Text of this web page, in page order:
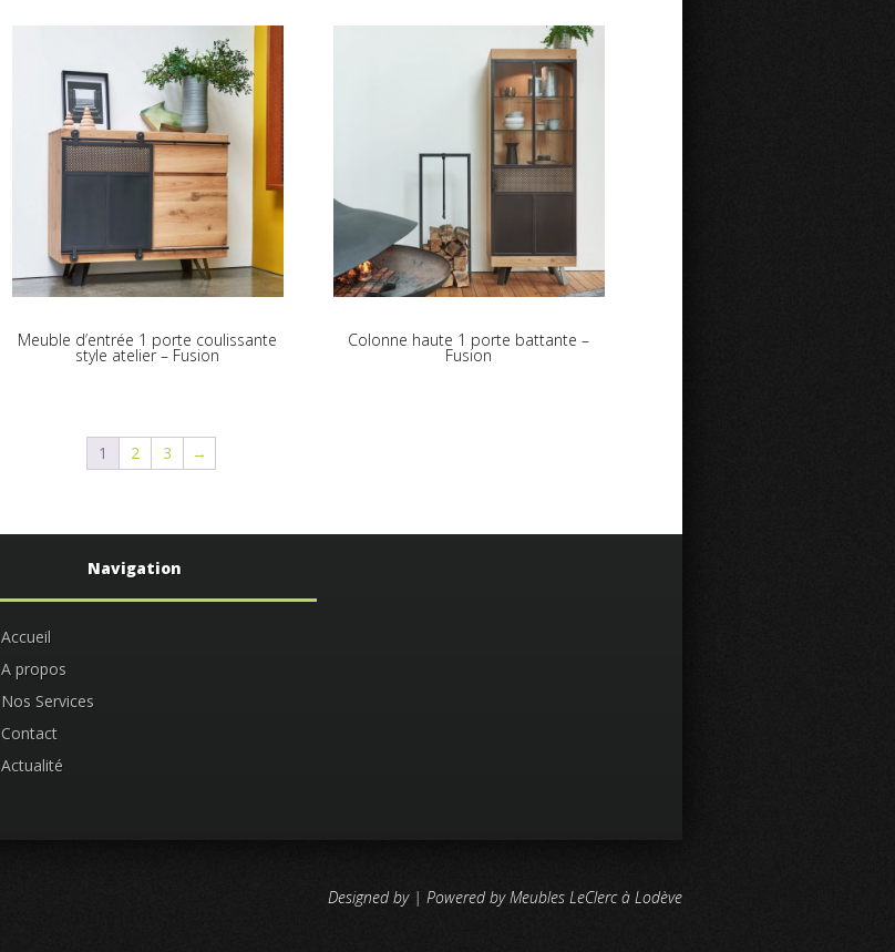
Meuble d’entrée 1 porte coulissante
style atelier – Fusion
Colonne haute 1 porte battante –
Fusion
1 2 3 →
Navigation
Accueil
A propos
Nos Services
Contact
Actualité
Designed by | Powered by Meubles LeClerc à Lodève